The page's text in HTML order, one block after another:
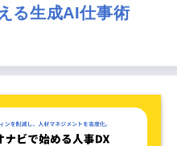
る生成AI仕事術